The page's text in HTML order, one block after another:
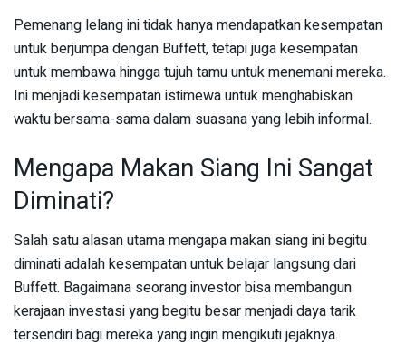
Pemenang lelang ini tidak hanya mendapatkan kesempatan
untuk berjumpa dengan Buffett, tetapi juga kesempatan
untuk membawa hingga tujuh tamu untuk menemani mereka.
Ini menjadi kesempatan istimewa untuk menghabiskan
waktu bersama-sama dalam suasana yang lebih informal.
Mengapa Makan Siang Ini Sangat
Diminati?
Salah satu alasan utama mengapa makan siang ini begitu
diminati adalah kesempatan untuk belajar langsung dari
Buffett. Bagaimana seorang investor bisa membangun
kerajaan investasi yang begitu besar menjadi daya tarik
tersendiri bagi mereka yang ingin mengikuti jejaknya.